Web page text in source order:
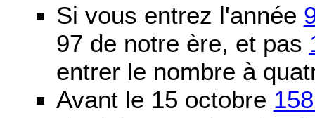
Si vous entrez l'année
97 de notre ère, et pas
entrer le nombre à
Avant le 15 octobre